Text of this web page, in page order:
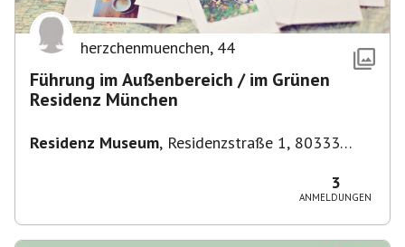
herzchenmuenchen, 44
Führung im Außenbereich / im Grünen
Residenz München
Residenz Museum, Residenzstraße 1, 80333
3
ANMELDUNGEN